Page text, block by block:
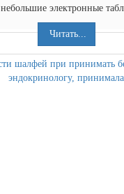
небольшие электронные
Читать...